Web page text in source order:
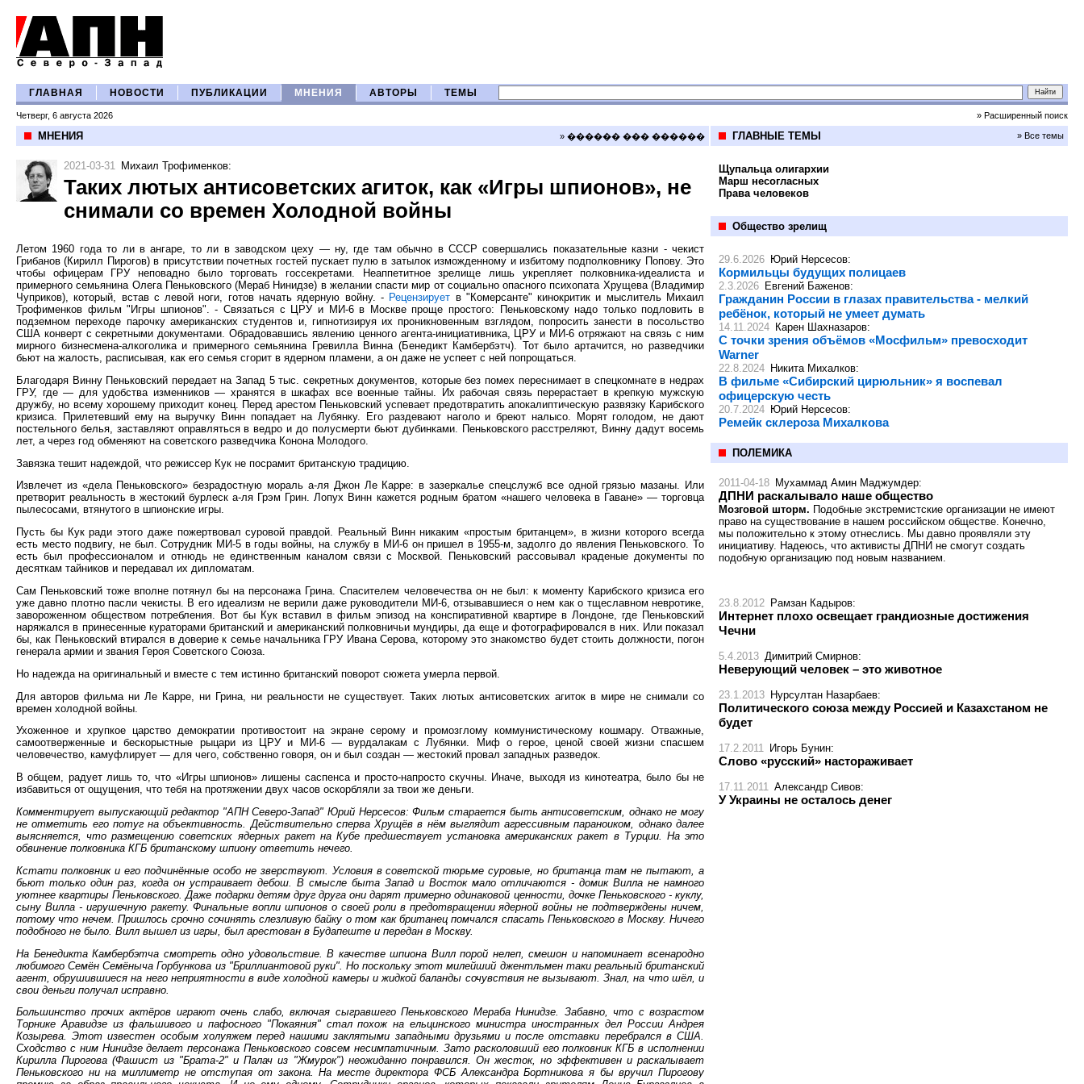
ГЛАВНАЯ НОВОСТИ ПУБЛИКАЦИИ МНЕНИЯ АВТОРЫ ТЕМЫ
Четверг, 6 августа 2026 » Расширенный поиск
МНЕНИЯ » ������ ��� ������
2021-03-31 Михаил Трофименков:
Таких лютых антисоветских агиток, как «Игры шпионов», не
снимали со времен Холодной войны
Летом 1960 года то ли в ангаре, то ли в заводском цеху — ну, где там обычно в СССР совершались показательные казни - чекист
Грибанов (Кирилл Пирогов) в присутствии почетных гостей пускает пулю в затылок изможденному и избитому подполковнику Попову. Это
чтобы офицерам ГРУ неповадно было торговать госсекретами. Неаппетитное зрелище лишь укрепляет полковника-идеалиста и
примерного семьянина Олега Пеньковского (Мераб Нинидзе) в желании спасти мир от социально опасного психопата Хрущева (Владимир
Чуприков), который, встав с левой ноги, готов начать ядерную войну. - Рецензирует в "Комерсанте" кинокритик и мыслитель Михаил
Трофименков фильм "Игры шпионов". - Связаться с ЦРУ и МИ-6 в Москве проще простого: Пеньковскому надо только подловить в
подземном переходе парочку американских студентов и, гипнотизируя их проникновенным взглядом, попросить занести в посольство
США конверт с секретными документами. Обрадовавшись явлению ценного агента-инициативника, ЦРУ и МИ-6 отряжают на связь с ним
мирного бизнесмена-алкоголика и примерного семьянина Гревилла Винна (Бенедикт Камбербэтч). Тот было артачится, но разведчики
бьют на жалость, расписывая, как его семья сгорит в ядерном пламени, а он даже не успеет с ней попрощаться.
Благодаря Винну Пеньковский передает на Запад 5 тыс. секретных документов, которые без помех переснимает в спецкомнате в недрах
ГРУ, где — для удобства изменников — хранятся в шкафах все военные тайны. Их рабочая связь перерастает в крепкую мужскую
дружбу, но всему хорошему приходит конец. Перед арестом Пеньковский успевает предотвратить апокалиптическую развязку Карибского
кризиса. Прилетевший ему на выручку Винн попадает на Лубянку. Его раздевают наголо и бреют налысо. Морят голодом, не дают
постельного белья, заставляют оправляться в ведро и до полусмерти бьют дубинками. Пеньковского расстреляют, Винну дадут восемь
лет, а через год обменяют на советского разведчика Конона Молодого.
Завязка тешит надеждой, что режиссер Кук не посрамит британскую традицию.
Извлечет из «дела Пеньковского» безрадостную мораль а-ля Джон Ле Карре: в зазеркалье спецслужб все одной грязью мазаны. Или
претворит реальность в жестокий бурлеск а-ля Грэм Грин. Лопух Винн кажется родным братом «нашего человека в Гаване» — торговца
пылесосами, втянутого в шпионские игры.
Пусть бы Кук ради этого даже пожертвовал суровой правдой. Реальный Винн никаким «простым британцем», в жизни которого всегда
есть место подвигу, не был. Сотрудник МИ-5 в годы войны, на службу в МИ-6 он пришел в 1955-м, задолго до явления Пеньковского. То
есть был профессионалом и отнюдь не единственным каналом связи с Москвой. Пеньковский рассовывал краденые документы по
десяткам тайников и передавал их дипломатам.
Сам Пеньковский тоже вполне потянул бы на персонажа Грина. Спасителем человечества он не был: к моменту Карибского кризиса его
уже давно плотно пасли чекисты. В его идеализм не верили даже руководители МИ-6, отзывавшиеся о нем как о тщеславном невротике,
завороженном обществом потребления. Вот бы Кук вставил в фильм эпизод на конспиративной квартире в Лондоне, где Пеньковский
наряжался в принесенные кураторами британский и американский полковничьи мундиры, да еще и фотографировался в них. Или показал
бы, как Пеньковский втирался в доверие к семье начальника ГРУ Ивана Серова, которому это знакомство будет стоить должности, погон
генерала армии и звания Героя Советского Союза.
Но надежда на оригинальный и вместе с тем истинно британский поворот сюжета умерла первой.
Для авторов фильма ни Ле Карре, ни Грина, ни реальности не существует. Таких лютых антисоветских агиток в мире не снимали со
времен холодной войны.
Ухоженное и хрупкое царство демократии противостоит на экране серому и промозглому коммунистическому кошмару. Отважные,
самоотверженные и бескорыстные рыцари из ЦРУ и МИ-6 — вурдалакам с Лубянки. Миф о герое, ценой своей жизни спасшем
человечество, камуфлирует — для чего, собственно говоря, он и был создан — жестокий провал западных разведок.
В общем, радует лишь то, что «Игры шпионов» лишены саспенса и просто-напросто скучны. Иначе, выходя из кинотеатра, было бы не
избавиться от ощущения, что тебя на протяжении двух часов оскорбляли за твои же деньги.
Комментирует выпускающий редактор "АПН Северо-Запад" Юрий Нерсесов: Фильм старается быть антисоветским, однако не могу
не отметить его потуг на объективность. Действительно сперва Хрущёв в нём выглядит агрессивным параноиком, однако далее
выясняется, что размещению советских ядерных ракет на Кубе предшествует установка американских ракет в Турции. На это
обвинение полковника КГБ британскому шпиону ответить нечего.
Кстати полковник и его подчинённые особо не зверствуют. Условия в советской тюрьме суровые, но британца там не пытают, а
бьют только один раз, когда он устраивает дебош. В смысле быта Запад и Восток мало отличаются - домик Вилла не намного
уютнее квартиры Пеньковского. Даже подарки детям друг друга они дарят примерно одинаковой ценности, дочке Пеньковского - куклу,
сыну Вилла - игрушечную ракету. Финальные вопли шпионов о своей роли в предотвращении ядерной войны не подтверждены ничем,
потому что нечем. Пришлось срочно сочинять слезливую байку о том как британец помчался спасать Пеньковского в Москву. Ничего
подобного не было. Вилл вышел из игры, был арестован в Будапеште и передан в Москву.
На Бенедикта Камбербэтча смотреть одно удовольствие. В качестве шпиона Вилл порой нелеп, смешон и напоминает всенародно
любимого Семён Семёныча Горбункова из "Бриллиантовой руки". Но поскольку этот милейший джентльмен таки реальный британский
агент, обрушившиеся на него неприятности в виде холодной камеры и жидкой баланды сочувствия не вызывают. Знал, на что шёл, и
свои деньги получал исправно.
Большинство прочих актёров играют очень слабо, включая сыгравшего Пеньковского Мераба Нинидзе. Забавно, что с возрастом
Торнике Аравидзе из фальшивого и пафосного "Покаяния" стал похож на ельцинского министра иностранных дел России Андрея
Козырева. Этот известен особым холуяжем перед нашими заклятыми западными друзьями и после отставки перебрался в США.
Сходство с ним Нинидзе делает персонажа Пеньковского совсем несимпатичным. Зато расколовший его полковник КГБ в исполнении
Кирилла Пирогова (Фашист из "Брата-2" и Палач из "Жмурок") неожиданно понравился. Он жесток, но эффективен и раскалывает
Пеньковского ни на миллиметр не отступая от закона. На месте директора ФСБ Александра Бортникова я бы вручил Пирогову
ГЛАВНЫЕ ТЕМЫ » Все темы
Щупальца олигархии
Марш несогласных
Права человеков
Общество зрелищ
29.6.2026 Юрий Нерсесов:
Кормильцы будущих полицаев
2.3.2026 Евгений Баженов:
Гражданин России в глазах правительства - мелкий
ребёнок, который не умеет думать
14.11.2024 Карен Шахназаров:
С точки зрения объёмов «Мосфильм» превосходит
Warner
22.8.2024 Никита Михалков:
В фильме «Сибирский цирюльник» я воспевал
офицерскую честь
20.7.2024 Юрий Нерсесов:
Ремейк склероза Михалкова
ПОЛЕМИКА
2011-04-18 Мухаммад Амин Маджумдер:
ДПНИ раскалывало наше общество
Мозговой шторм. Подобные экстремистские организации не имеют
право на существование в нашем российском обществе. Конечно,
мы положительно к этому отнеслись. Мы давно проявляли эту
инициативу. Надеюсь, что активисты ДПНИ не смогут создать
подобную организацию под новым названием.
23.8.2012 Рамзан Кадыров:
Интернет плохо освещает грандиозные достижения
Чечни
5.4.2013 Димитрий Смирнов:
Неверующий человек – это животное
23.1.2013 Нурсултан Назарбаев:
Политического союза между Россией и Казахстаном не
будет
17.2.2011 Игорь Бунин:
Слово «русский» настораживает
17.11.2011 Александр Сивов:
У Украины не осталось денег